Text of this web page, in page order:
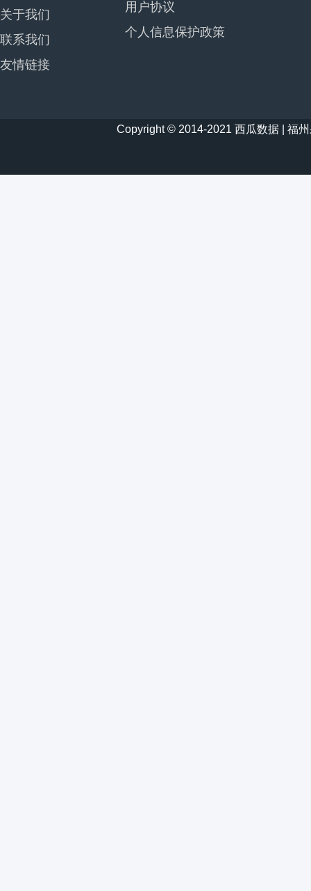
关于我们
联系我们
友情链接
用户协议
个人信息保护政策
Copyright © 2014-2021 西瓜数据 | 福